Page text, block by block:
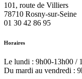
101, route de Villiers
78710 Rosny-sur-Seine
01 30 42 86 95
Horaires
Le lundi : 9h00-13h00 /
Du mardi au vendredi :